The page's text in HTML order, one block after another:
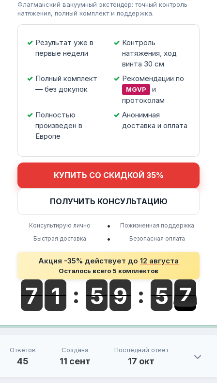
Флагманский вакуумный экстендер: точный контроль
натяжения, полный комплект и поддержка.
Результат уже в
первые недели
Контроль
натяжения, ход
винта 30 см
Полный комплект
— без докупок
Рекомендации по
MGVP
и
протоколам
Полностью
произведен в
Европе
Анонимная
доставка и оплата
КУПИТЬ СО СКИДКОЙ 35%
ПОЛУЧИТЬ КОНСУЛЬТАЦИЮ
Консультирую лично •
Пожизненная поддержка
Быстрая доставка
• Безопасная оплата
Акция -35% действует до 12 августа
Осталось всего 5 комплектов
Ответов
45
Создана
11 сент
Последний ответ
17 окт